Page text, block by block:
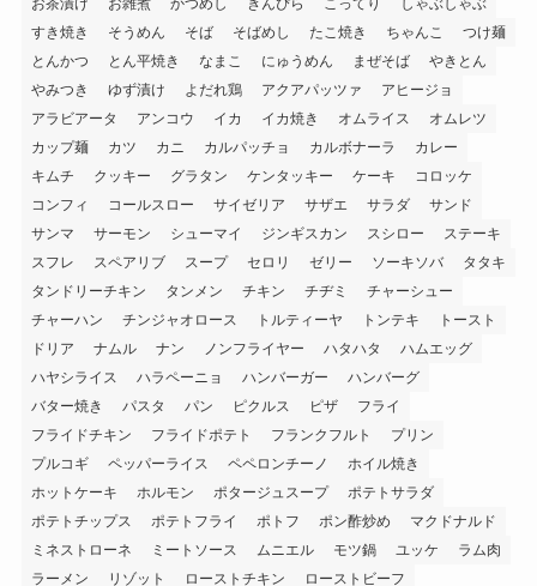
お茶漬け
お雑煮 かつめし きんぴら こってり
しゃぶしゃぶ
すき焼き
そうめん そば そばめし たこ焼き ちゃんこ
つけ麺
とんかつ
とん平焼き なまこ にゅうめん まぜそば
やきとん
やみつき
ゆず漬け よだれ鶏 アクアパッツァ
アヒージョ
アラビアータ
アンコウ イカ イカ焼き オムライス
オムレツ
カップ麺
カツ カニ カルパッチョ カルボナーラ
カレー
キムチ
クッキー グラタン ケンタッキー ケーキ
コロッケ
コンフィ
コールスロー サイゼリア サザエ サラダ
サンド
サンマ
サーモン シューマイ ジンギスカン スシロー
ステーキ
スフレ
スペアリブ スープ セロリ ゼリー ソーキソバ
タタキ
タンドリーチキン
タンメン チキン チヂミ
チャーシュー
チャーハン
チンジャオロース トルティーヤ トンテキ
トースト
ドリア
ナムル ナン ノンフライヤー ハタハタ
ハムエッグ
ハヤシライス
ハラペーニョ ハンバーガー
ハンバーグ
バター焼き
パスタ パン ピクルス ピザ
フライ
フライドチキン
フライドポテト フランクフルト
プリン
プルコギ
ペッパーライス ペペロンチーノ
ホイル焼き
ホットケーキ
ホルモン ポタージュスープ
ポテトサラダ
ポテトチップス
ポテトフライ ポトフ ポン酢炒め
マクドナルド
ミネストローネ
ミートソース ムニエル モツ鍋 ユッケ
ラム肉
ラーメン
リゾット ローストチキン ローストビーフ